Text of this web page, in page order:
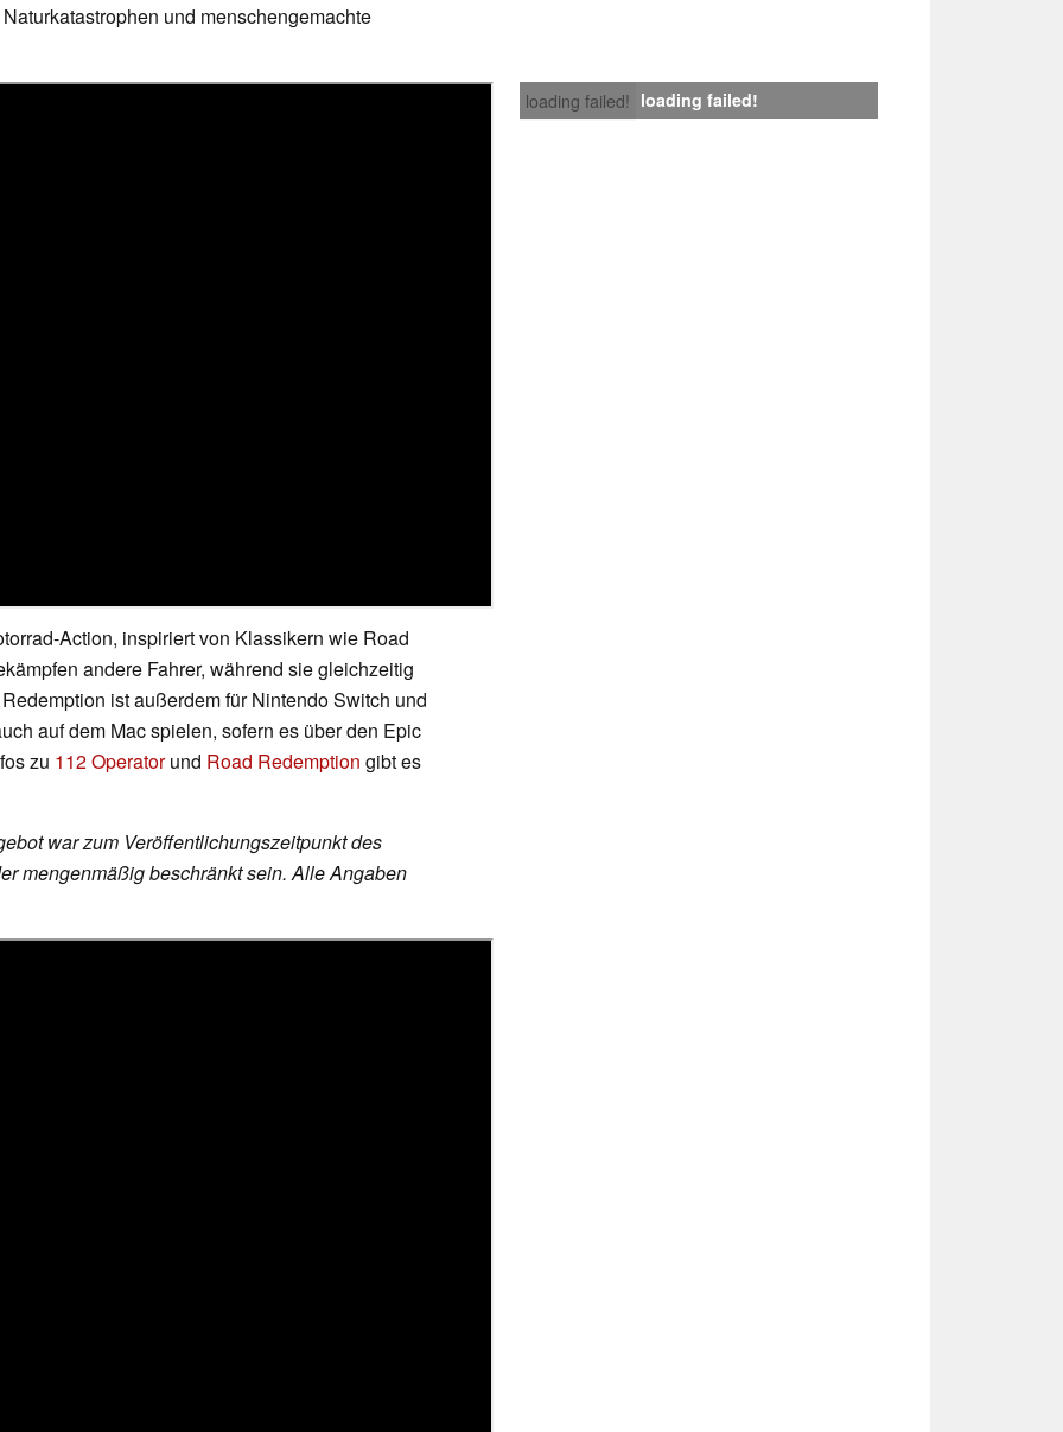
und menschengemachte
loading failed! loading failed!
Action, inspiriert von Klassikern wie Road
andere Fahrer, während sie gleichzeitig
ist außerdem für Nintendo Switch und
auf dem Mac spielen, sofern es über den Epic
zu 112 Operatorund Road Redemption gibt es
war zum Veröffentlichungszeitpunkt des
mengenmäßig beschränkt sein. Alle Angaben